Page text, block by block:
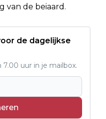
van de beiaard.
de dagelijkse
uur in je mailbox.